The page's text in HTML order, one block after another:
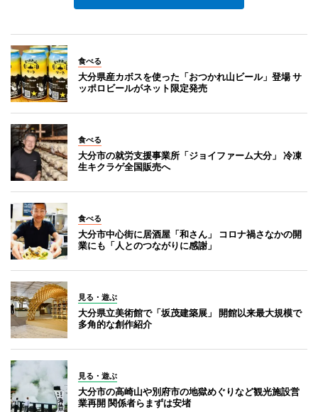
食べる
大分県産カボスを使った「おつかれ山ビール」登場 サ
ッポロビールがネット限定発売
食べる
大分市の就労支援事業所「ジョイファーム大分」 冷凍
生キクラゲ全国販売へ
食べる
大分市中心街に居酒屋「和さん」 コロナ禍さなかの開
業にも「人とのつながりに感謝」
見る・遊ぶ
大分県立美術館で「坂茂建築展」 開館以来最大規模で
多角的な創作紹介
見る・遊ぶ
大分市の高崎山や別府市の地獄めぐりなど観光施設営
業再開 関係者らまずは安堵